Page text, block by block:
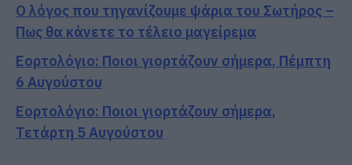
Ο λόγος που τηγανίζουμε ψάρια του Σωτήρος –
Πως θα κάνετε το τέλειο μαγείρεμα
Εορτολόγιο: Ποιοι γιορτάζουν σήμερα, Πέμπτη
6 Αυγούστου
Εορτολόγιο: Ποιοι γιορτάζουν σήμερα,
Τετάρτη 5 Αυγούστου